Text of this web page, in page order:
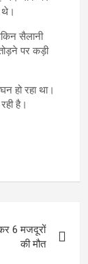
थे।
सैलानी
पर कड़ी
हो रहा था।
है।
6 मजदूरों
की मौत